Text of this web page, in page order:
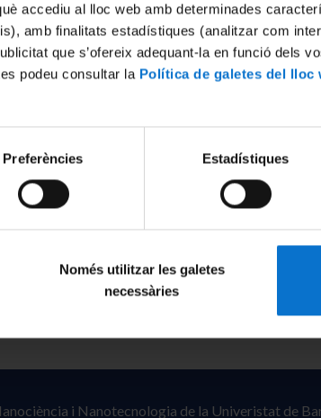
accediu al lloc web amb determinades
amb finalitats estadístiques (analitzar com
que s’ofereix adequant-la en funció dels
podeu consultar la Política de galetes del lloc
Preferències Estadístiques
Només utilitzar les galetes
necessàries
about quantum computing algorithms.
Julià (ICCUB) and Dr. Carlos Calero (IN2UB).
( Read more
i Nanotecnologia de la Univeristat de